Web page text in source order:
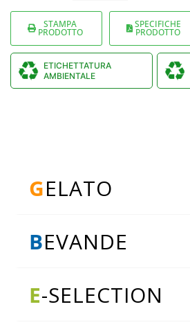
STAMPA
PRODOTTO
SPECIFICHE
PRODOTTO
ETICHETTATURA
AMBIENTALE
GELATO
BEVANDE
E-SELECTION